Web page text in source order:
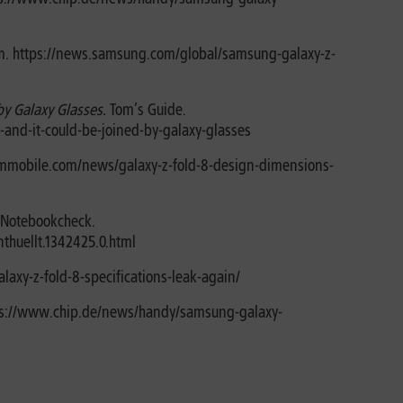
https://news.samsung.com/global/samsung-galaxy-z-
Galaxy Glasses. Tom’s Guide.
it-could-be-joined-by-galaxy-glasses
news/galaxy-z-fold-8-design-dimensions-
Notebookcheck.
z-fold-8-specifications-leak-again/
www.chip.de/news/handy/samsung-galaxy-